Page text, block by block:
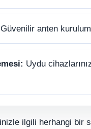
Güvenilir anten
Uydu
ilgili herhangi